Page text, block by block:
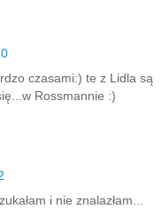
czasami:) te z Lidla są
Rossmannie :)
i nie znalazłam...